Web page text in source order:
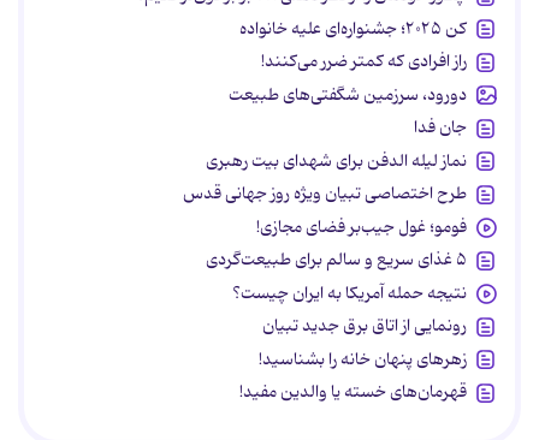
کن ۲۰۲۵؛ جشنواره‌ای علیه خانواده
راز افرادی که کمتر ضرر می‌کنند!
دورود، سرزمین شگفتی‌های طبیعت
جان فدا
نماز لیله الدفن برای شهدای بیت رهبری
طرح اختصاصی تبیان ویژه روز جهانی قدس
فومو؛ غول جیب‌بر فضای مجازی!
۵ غذای سریع و سالم برای طبیعت‌گردی
نتیجه حمله آمریکا به ایران چیست؟
رونمایی از اتاق برق جدید تبیان
زهرهای پنهان خانه را بشناسید!
قهرمان‌های خسته یا والدین مفید!